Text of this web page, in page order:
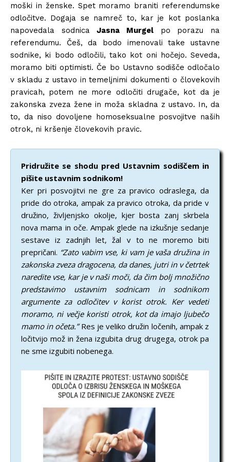
moški in ženske. Spet moramo braniti referendumske
odločitve. Dogaja se namreč to, kar je kot poslanka
napovedala sodnicaJasna Murgel po porazu na
referendumu. Češ, da bodo imenovali take ustavne
sodnike, ki bodo odločili, tako kot oni hočejo. Seveda,
moramo biti optimisti. Če bo Ustavno sodišče odločalo
v skladu z ustavo in temeljnimi dokumenti o človekovih
pravicah, potem ne more odločiti drugače, kot da je
zakonska zveza žene in moža skladna z ustavo. In, da
to, da niso dovoljene homoseksualne posvojitve naših
otrok, ni kršenje človekovih pravic.
Pridružite se shodu pred Ustavnim sodiščem in
pišite ustavnim sodnikom!
Ker pri posvojitvi ne gre za pravico odraslega, da
pride do otroka, ampak za pravico otroka, da pride v
družino, življenjsko okolje, kjer bosta zanj skrbela
nova mama in oče. Ampak glede na izkušnje sedanje
sestave iz zadnjih let, žal v to ne moremo biti
prepričani. “Zato vabim vse, ki vam je vaša družina in
zakonska zveza dragocena, da danes, jutri in v četrtek
naredite vse, kar je v naši moči, da čim bolj množično
predstavimo ustavnim sodnicam in sodnikom
argumente za odločitev v korist otrok. Ker vedeti
moramo, ni večje koristi otrok, kot da imajo ljubečo
mamo in očeta.”Res je veliko družin ločenih, ampak z
ločitvijo mož in žena izgubita drug drugega, otrok pa
ne sme izgubiti nobenega.